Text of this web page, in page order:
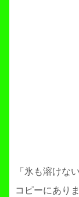
「氷も溶けな
コピーにあり